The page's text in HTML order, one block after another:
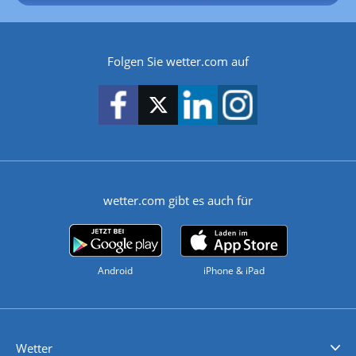
Folgen Sie wetter.com auf
wetter.com gibt es auch für
Android iPhone & iPad
Wetter